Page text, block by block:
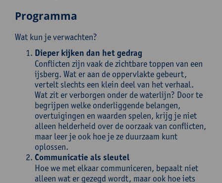
Programma
Wat kun je verwachten?
Dieper kijken dan het gedrag
Conflicten zijn vaak de zichtbare toppen van een
ijsberg. Wat er aan de oppervlakte gebeurt,
vertelt slechts een klein deel van het verhaal.
Wat zit er verborgen onder de waterlijn? Door te
begrijpen welke onderliggende belangen,
overtuigingen en waarden spelen, krijg je niet
alleen helderheid over de oorzaak van conflicten,
maar leer je ook hoe je ze duurzaam kunt
oplossen.
Communicatie als sleutel
Hoe we met elkaar communiceren, bepaalt niet
alleen wat er gezegd wordt, maar ook hoe iets